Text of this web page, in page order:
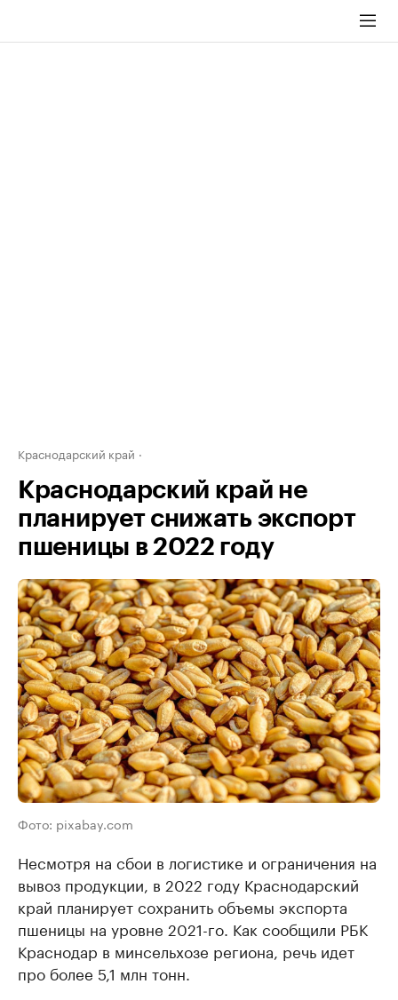
Краснодарский край
Краснодарский край не
планирует снижать экспорт
пшеницы в 2022 году
Фото: pixabay.com
Несмотря на сбои в логистике и ограничения на
вывоз продукции, в 2022 году Краснодарский
край планирует сохранить объемы экспорта
пшеницы на уровне 2021-го. Как сообщили РБК
Краснодар в минсельхозе региона, речь идет
про более 5,1 млн тонн.